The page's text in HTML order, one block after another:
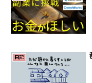
日記